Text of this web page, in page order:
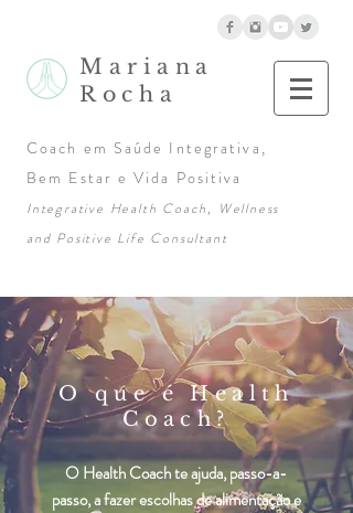
Mariana
Rocha
Coach em Saúde Integrativa,
Bem Estar e Vida Positiva
Integrative Health Coach, Wellness
and Positive Life Consultant
O que é Health
Coach?
O Health Coach te ajuda, passo-a-
passo, a fazer escolhas de alimentação e